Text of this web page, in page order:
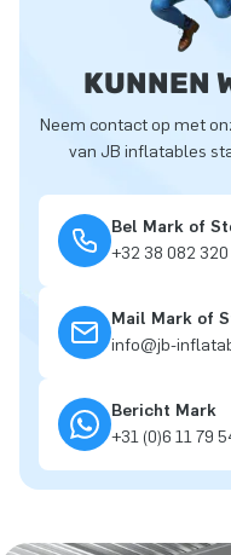
KUNNEN
Neem contact op met
van JB inflatables
Bel Mark of
+32 38 082 320
Mail Mark of
info@jb-
Bericht Mark
+31 (0)6 11 79